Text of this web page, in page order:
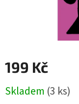
199 Kč
cena:
Skladem (3 ks)